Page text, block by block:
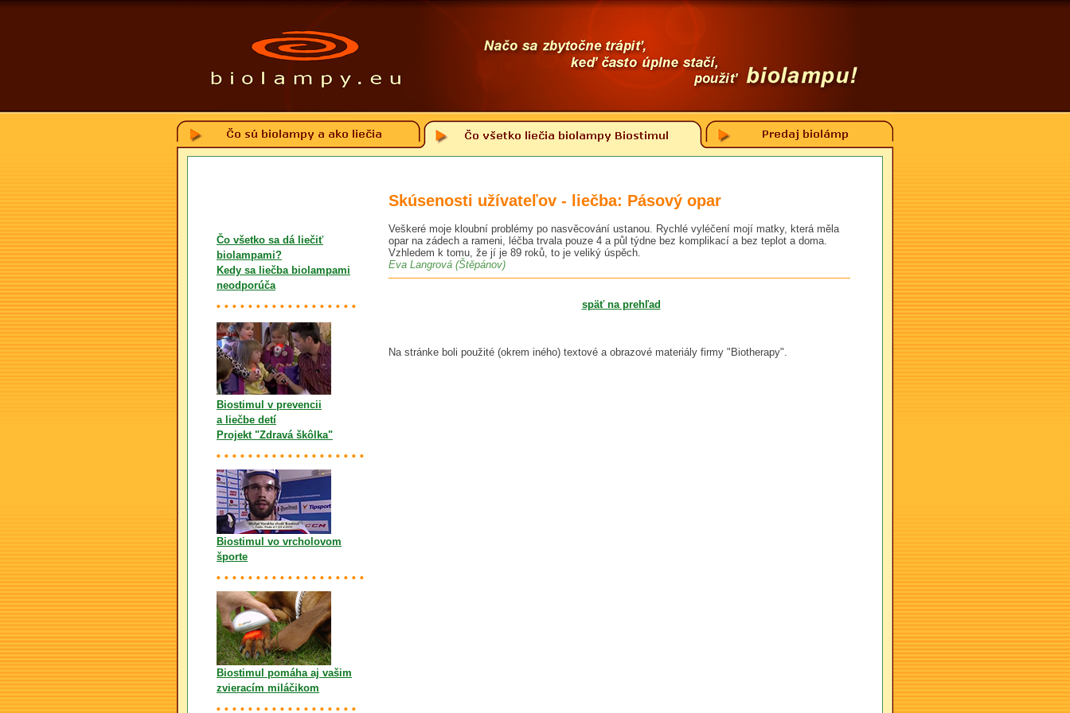
Čo všetko sa dá liečiť
biolampami?
Kedy sa liečba biolampami
neodporúča
Biostimul v prevencii
a liečbe detí
Projekt "Zdravá škôlka"
Biostimul vo vrcholovom
športe
Biostimul pomáha aj vašim
zvieracím miláčikom
Skúsenosti užívateľov - liečba: Pásový opar
Veškeré moje kloubní problémy po nasvěcování ustanou. Rychlé vyléčení mojí matky, která měla
opar na zádech a rameni, léčba trvala pouze 4 a půl týdne bez komplikací a bez teplot a doma.
Vzhledem k tomu, že jí je 89 roků, to je veliký úspěch.
Eva Langrová (Štěpánov)
späť na prehľad
Na stránke boli použité (okrem iného) textové a obrazové materiály firmy "Biotherapy".